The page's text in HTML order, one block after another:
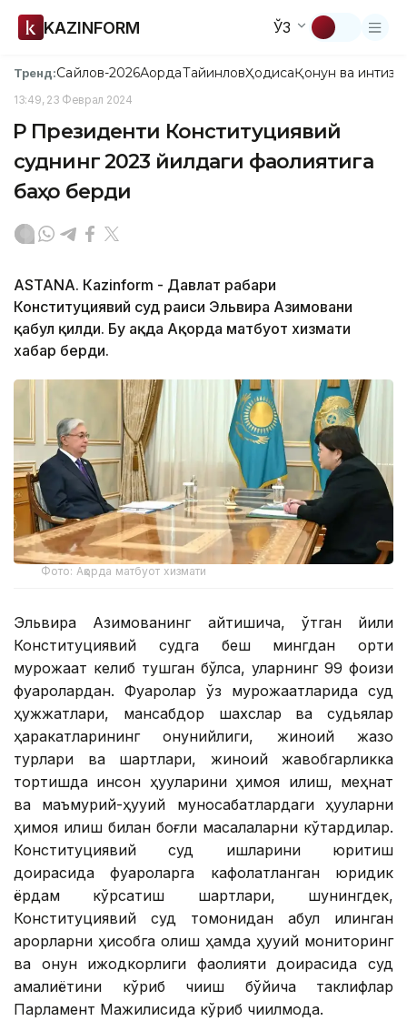
KAZINFORM ЎЗ
Тренд:Сайлов-2026АқордаТайинловҲодисаҚонун ва
13:49, 23 Феврал 2024
ҚР Президенти Конституциявий
суднинг 2023 йилдаги фаолиятига
баҳо берди
ASTANА. Кazinform - Давлат раҳбари
Конституциявий суд раиси Эльвира Азимовани
қабул қилди. Бу ҳақда Ақорда матбуот хизмати
хабар берди.
Фото: Ақорда матбуот хизмати
Эльвира Азимованинг айтишича, ўтган йили
Конституциявий судга беш мингдан ортиқ
мурожаат келиб тушган бўлса, уларнинг 99 фоизи
фуқаролардан. Фуқаролар ўз мурожаатларида суд
ҳужжатлари, мансабдор шахслар ва судьялар
ҳаракатларининг қонунийлиги, жиноий жазо
турлари ва шартлари, жиноий жавобгарликка
тортишда инсон ҳуқуқларини ҳимоя қилиш, меҳнат
ва маъмурий-ҳуқуқий муносабатлардаги ҳуқуқларни
ҳимоя қилиш билан боғлиқ масалаларни кўтардилар.
Конституциявий суд ишларини юритиш
доирасида фуқароларга кафолатланган юридик
ёрдам кўрсатиш шартлари, шунингдек,
Конституциявий суд томонидан қабул қилинган
қарорларни ҳисобга олиш ҳамда ҳуқуқий мониторинг
ва қонун ижодкорлиги фаолияти доирасида суд
амалиётини кўриб чиқиш бўйича таклифлар
Парламент Мажилисида кўриб чиқилмоқда.